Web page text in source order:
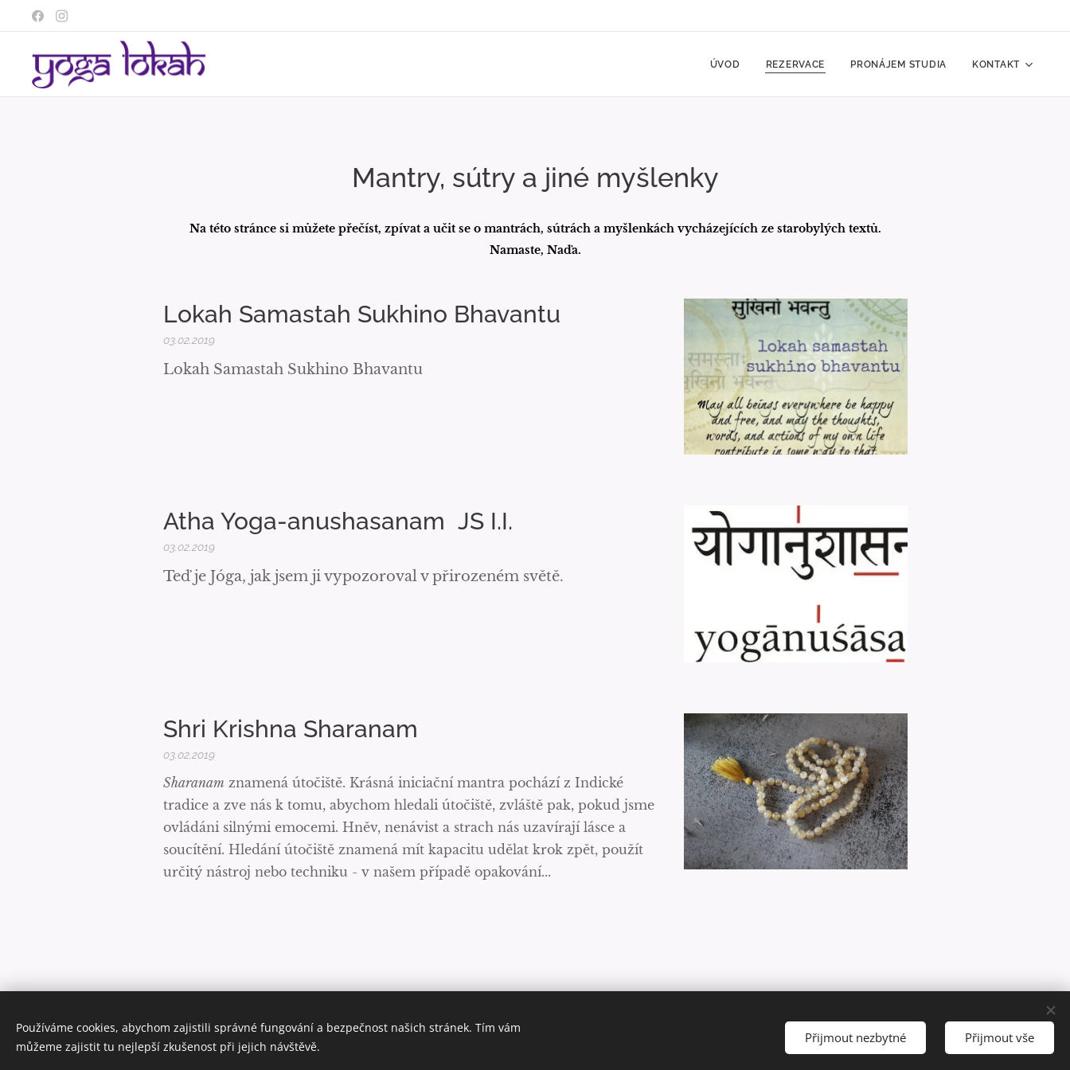
ÚVOD REZERVACE PRONÁJEM STUDIA KONTAKT
Mantry, sútry a jiné myšlenky
Na této stránce si můžete přečíst, zpívat a učit se o mantrách, sútrách a myšlenkách vycházejících ze starobylých textů.
Namaste, Naďa.
Lokah Samastah Sukhino Bhavantu
03.02.2019
Lokah Samastah Sukhino Bhavantu
Atha Yoga-anushasanam JS I.I.
03.02.2019
Teď je Jóga, jak jsem ji vypozoroval v přirozeném světě.
Shri Krishna Sharanam
03.02.2019
Sharanamznamená útočiště. Krásná iniciační mantra pochází z Indické
tradice a zve nás k tomu, abychom hledali útočiště, zvláště pak, pokud jsme
ovládáni silnými emocemi. Hněv, nenávist a strach nás uzavírají lásce a
soucítění. Hledání útočiště znamená mít kapacitu udělat krok zpět, použít
určitý nástroj nebo techniku - v našem případě opakování...
© 2026 Yoga Lokah- Fuelled by love and compassion.
Používáme cookies, abychom zajistili správné fungování a bezpečnost našich stránek. Tím vám
můžeme zajistit tu nejlepší zkušenost při jejich návštěvě.
Přijmout nezbytné Přijmout vše